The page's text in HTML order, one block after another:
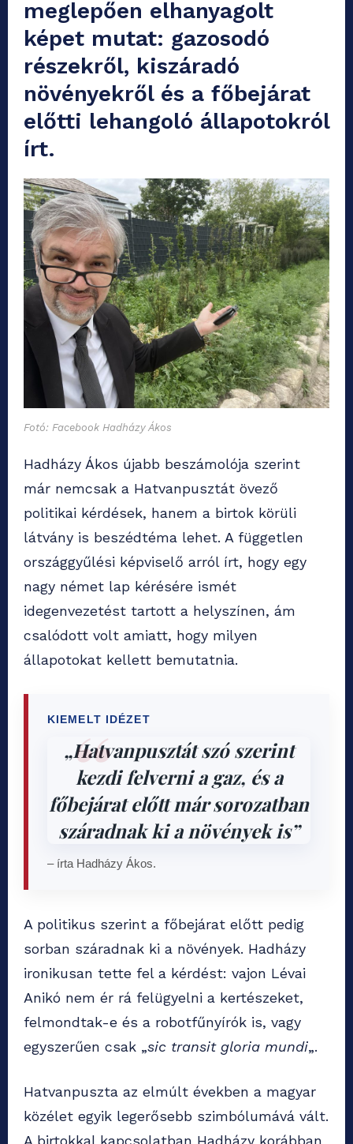
meglepően elhanyagolt
képet mutat: gazosodó
részekről, kiszáradó
növényekről és a főbejárat
előtti lehangoló állapotokról
írt.
Fotó: Facebook Hadházy Ákos
Hadházy Ákos újabb beszámolója szerint
már nemcsak a Hatvanpusztát övező
politikai kérdések, hanem a birtok körüli
látvány is beszédtéma lehet. A független
országgyűlési képviselő arról írt, hogy egy
nagy német lap kérésére ismét
idegenvezetést tartott a helyszínen, ám
csalódott volt amiatt, hogy milyen
állapotokat kellett bemutatnia.
KIEMELT IDÉZET
„Hatvanpusztát szó szerint
kezdi felverni a gaz, és a
főbejárat előtt már sorozatban
száradnak ki a növények is”
– írta Hadházy Ákos.
A politikus szerint a főbejárat előtt pedig
sorban száradnak ki a növények. Hadházy
ironikusan tette fel a kérdést: vajon Lévai
Anikó nem ér rá felügyelni a kertészeket,
felmondtak-e és a robotfűnyírók is, vagy
egyszerűen csak „sic transit gloria mundi„.
Hatvanpuszta az elmúlt években a magyar
közélet egyik legerősebb szimbólumává vált.